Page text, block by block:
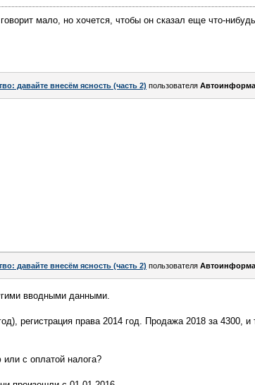
мало, но хочется, чтобы он сказал еще что-
давайте внесём ясность (часть 2) пользователя
давайте внесём ясность (часть 2) пользователя
вводными данными.
регистрация права 2014 год. Продажа 2018 за 4300, и
с оплатой налога?